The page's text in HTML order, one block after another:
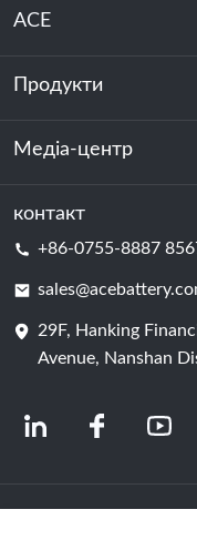
ACE
Про нас
Стійкість
Продукти
Зберігання енергії
Центр обробки
Елемент батареї
Медіа-центр
Новини
контакт
+86-0755-8887
29F, Hanking
Avenue, Nanshan
© 2024 Китайські виробники